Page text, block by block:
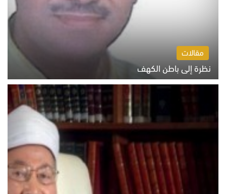
مقالات
نظرة إلى باطن الكهف
السبت 8 أغسطس 2026 11:04 ص